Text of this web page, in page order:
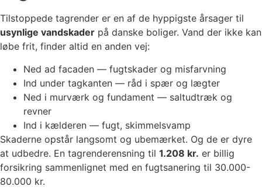
Tilstoppede tagrender er en af de hyppigste årsager til
usynlige vandskader på danske boliger. Vand der ikke kan
løbe frit, finder altid en anden vej:
Ned ad facaden — fugtskader og misfarvning
Ind under tagkanten — råd i spær og lægter
Ned i murværk og fundament — saltudtræk og
revner
Ind i kælderen — fugt, skimmelsvamp
Skaderne opstår langsomt og ubemærket. Og de er dyre
at udbedre. En tagrenderensning til 1.208 kr. er billig
forsikring sammenlignet med en fugtsanering til 30.000-
80.000 kr.